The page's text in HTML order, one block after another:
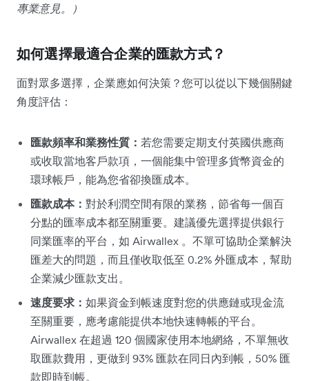
專業意見。）
如何選擇最適合企業的匯款方式？
面對眾多選擇，企業應如何決策？您可以從以下幾個關鍵
角度評估：
匯款頻率和業務性質： 若您需要定期支付英國供應商
或收取當地客戶款項，一個能集中管理多貨幣資金的
環球帳戶，能為您省卻換匯成本。
匯款成本： 對於利潤空間有限的業務，節省每一個百
分點的匯率成本都至關重要。建議優先選擇提供銀行
同業匯率的平台，如 Airwallex 。不單可協助企業解決
匯差大的問題，而且僅收取低至 0.2% 外匯成本，幫助
企業減少匯款支出。
速度要求： 如果資金到帳速度對您的供應鏈或現金流
至關重要，應考慮能提供本地快速轉帳的平台。
Airwallex 在超過 120 個國家使用本地網絡，不單無收
取匯款費用，更做到 93% 匯款在同日內到帳，50% 匯
款即時到帳。